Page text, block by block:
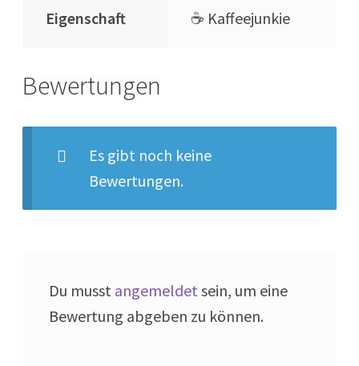
Eigenschaft ☕️ Kaffeejunkie
Bewertungen
Es gibt noch keine
Bewertungen.
Du musst angemeldet sein, um eine
Bewertung abgeben zu können.